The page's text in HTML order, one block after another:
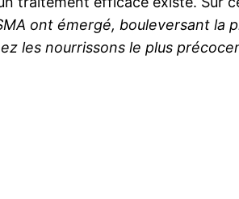
ont émergé, bouleversant la
les nourrissons le plus